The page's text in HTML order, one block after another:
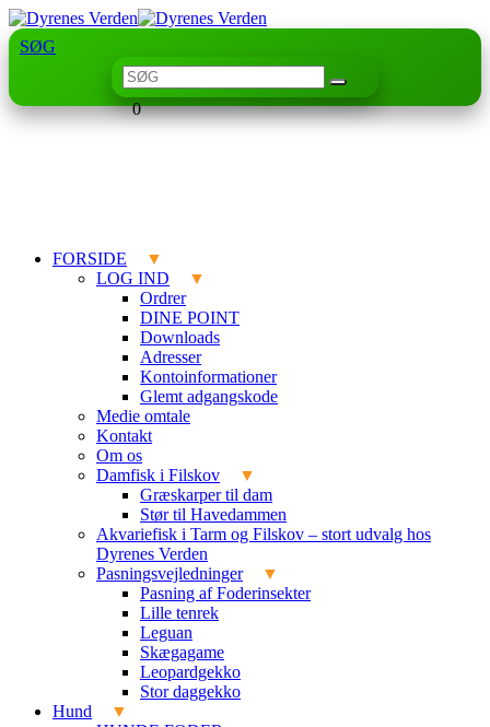
SØG
0
FORSIDE
LOG IND
Ordrer
DINE POINT
Downloads
Adresser
Kontoinformationer
Glemt adgangskode
Medie omtale
Kontakt
Om os
Damfisk i Filskov
Græskarper til dam
Stør til Havedammen
Akvariefisk i Tarm og Filskov – stort udvalg hos
Dyrenes Verden
Pasningsvejledninger
Pasning af Foderinsekter
Lille tenrek
Leguan
Skægagame
Leopardgekko
Stor daggekko
Hund